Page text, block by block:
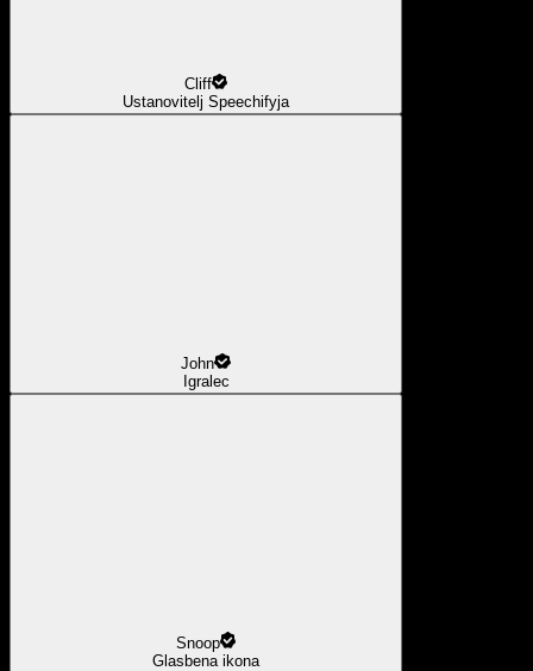
Cliff
Ustanovitelj Speechifyja
John
Igralec
Snoop
Glasbena ikona